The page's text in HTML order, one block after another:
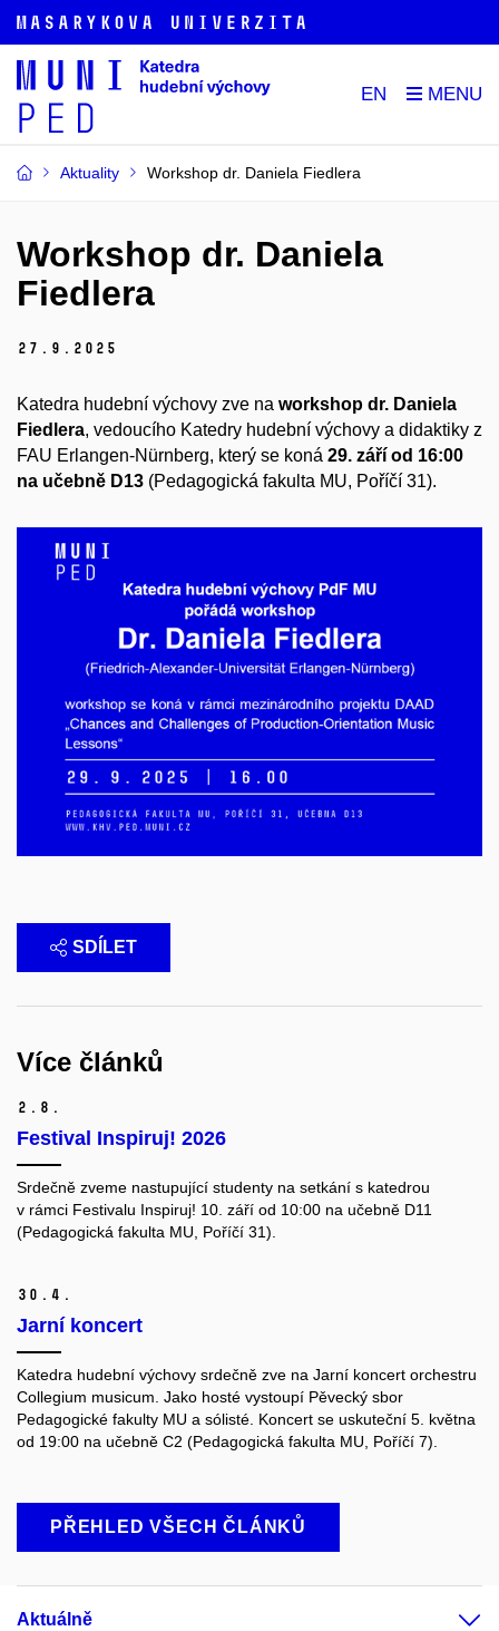
EN
Aktuality Workshop dr. Daniela Fiedlera
Workshop dr. Daniela
Fiedlera
27. 9. 2025
Katedra hudební výchovy zve na workshop dr. Daniela
Fiedlera, vedoucího Katedry hudební výchovy a didaktiky z
FAU Erlangen-Nürnberg, který se koná 29. září od 16:00
na učebně D13 (Pedagogická fakulta MU, Poříčí 31).
SDÍLET
Více článků
2. 8.
Festival Inspiruj! 2026
Srdečně zveme nastupující studenty na setkání s katedrou
v rámci Festivalu Inspiruj! 10. září od 10:00 na učebně D11
(Pedagogická fakulta MU, Poříčí 31).
30. 4.
Jarní koncert
Katedra hudební výchovy srdečně zve na Jarní koncert orchestru
Collegium musicum. Jako hosté vystoupí Pěvecký sbor
Pedagogické fakulty MU a sólisté. Koncert se uskuteční 5. května
od 19:00 na učebně C2 (Pedagogická fakulta MU, Poříčí 7).
PŘEHLED VŠECH ČLÁNKŮ
Aktuálně